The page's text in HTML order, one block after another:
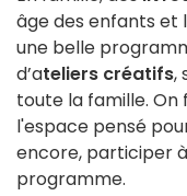
âge des enfants et
une belle
d’ateliers créatifs,
toute la famille. On
l'espace pensé
encore, participer
programme.